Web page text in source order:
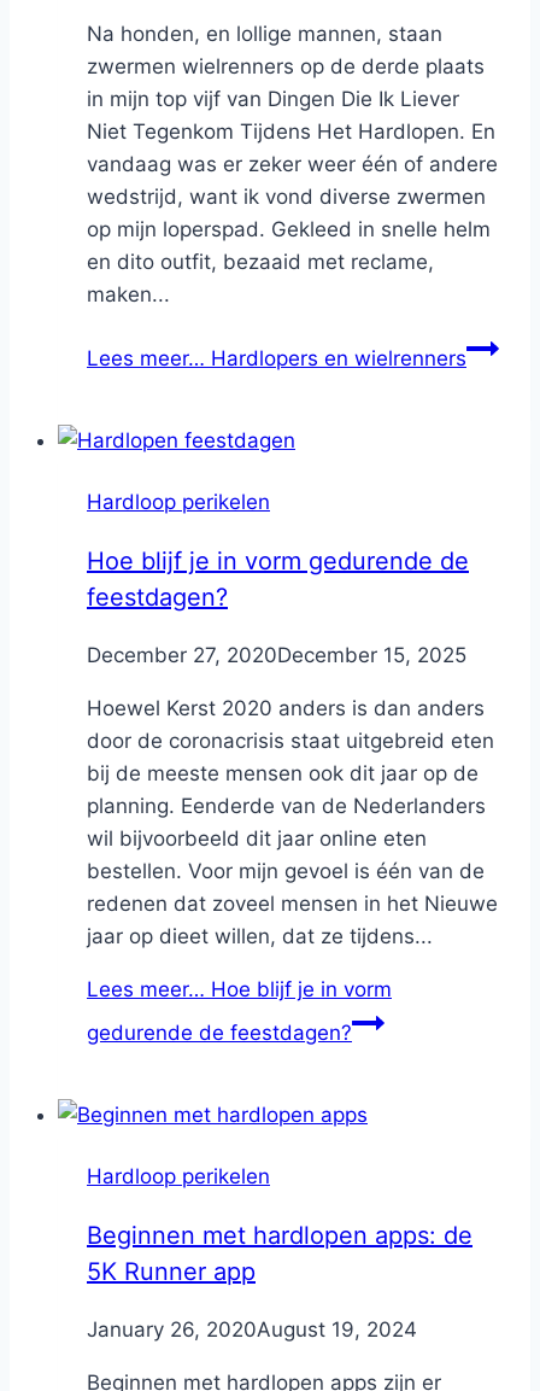
Na honden, en lollige mannen, staan
zwermen wielrenners op de derde plaats
in mijn top vijf van Dingen Die Ik Liever
Niet Tegenkom Tijdens Het Hardlopen. En
vandaag was er zeker weer één of andere
wedstrijd, want ik vond diverse zwermen
op mijn loperspad. Gekleed in snelle helm
en dito outfit, bezaaid met reclame,
maken...
Lees meer… Hardlopers en wielrenners
Hardloop perikelen
Hoe blijf je in vorm gedurende de
feestdagen?
ByNicole
December 27, 2020December 15, 2025
Hoewel Kerst 2020 anders is dan anders
door de coronacrisis staat uitgebreid eten
bij de meeste mensen ook dit jaar op de
planning. Eenderde van de Nederlanders
wil bijvoorbeeld dit jaar online eten
bestellen. Voor mijn gevoel is één van de
redenen dat zoveel mensen in het Nieuwe
jaar op dieet willen, dat ze tijdens...
Lees meer… Hoe blijf je in vorm
gedurende de feestdagen?
Hardloop perikelen
Beginnen met hardlopen apps: de
5K Runner app
ByNicole
January 26, 2020August 19, 2024
Beginnen met hardlopen apps zijn er